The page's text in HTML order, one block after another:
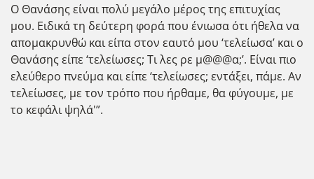
Ο Θανάσης είναι πολύ μεγάλο μέρος της επιτυχίας
μου. Ειδικά τη δεύτερη φορά που ένιωσα ότι ήθελα να
απομακρυνθώ και είπα στον εαυτό μου ‘τελείωσα’ και ο
Θανάσης είπε ‘τελείωσες; Τι λες ρε μ@@@α;’. Είναι πιο
ελεύθερο πνεύμα και είπε ‘τελείωσες; εντάξει, πάμε. Αν
τελείωσες, με τον τρόπο που ήρθαμε, θα φύγουμε, με
το κεφάλι ψηλά'”.